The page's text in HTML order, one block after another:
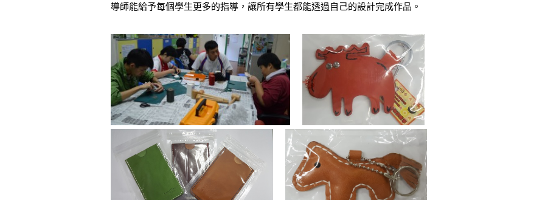
導師能給予每個學生更多的指導，讓所有學生都能透過自己的設計完成作品。